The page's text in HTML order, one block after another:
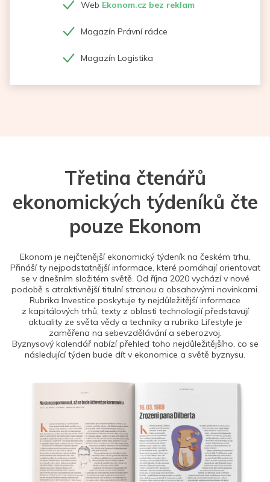
Web Ekonom.cz bez reklam
Magazín Právní rádce
Magazín Logistika
Třetina čtenářů
ekonomických týdeníků čte
pouze Ekonom
Ekonom je nejčtenější ekonomický týdeník na českém trhu.
Přináší ty nejpodstatnější informace, které pomáhají orientovat
se v dnešním složitém světě. Od října 2020 vychází v nové
podobě s atraktivnější titulní stranou a obsahovými novinkami.
Rubrika Investice poskytuje ty nejdůležitější informace
z kapitálových trhů, texty z oblasti technologií představují
aktuality ze světa vědy a techniky a rubrika Lifestyle je
zaměřena na sebevzdělávání a seberozvoj.
Byznysový kalendář nabízí přehled toho nejdůležitějšího, co se
následující týden bude dít v ekonomice a světě byznysu.